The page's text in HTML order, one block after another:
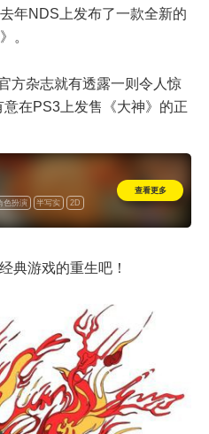
年NDS上发布了一款全新的
。
方杂志就有透露一则令人惊
在PS3上发售《大神》的正
色扮演 半写实
2D
查看更多
典游戏的重生吧！